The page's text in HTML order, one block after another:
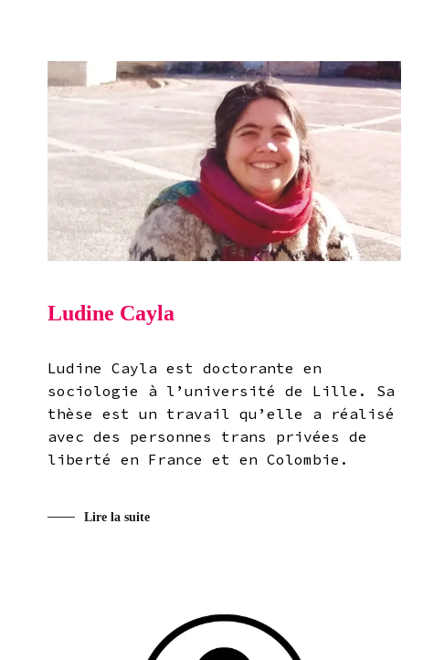
Ludine Cayla
Ludine Cayla est doctorante en
sociologie à l’université de Lille. Sa
thèse est un travail qu’elle a réalisé
avec des personnes trans privées de
liberté en France et en Colombie.
Lire la suite